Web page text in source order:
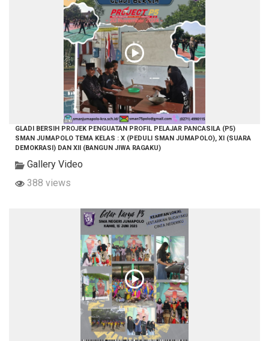
GLADI BERSIH PROJEK PENGUATAN PROFIL PELAJAR PANCASILA (P5)
SMAN JUMAPOLO TEMA KELAS : X (PEDULI SMAN JUMAPOLO), XI (SUARA
DEMOKRASI) DAN XII (BANGUN JIWA RAGAKU)
Gallery Video
388 views